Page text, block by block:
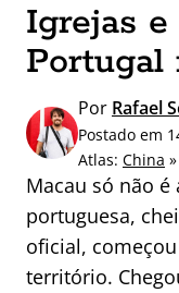
q
u
i
a
r
p
o
r
:
Igrejas e
Portugal
Por Rafael
Postado em
Atlas: China »
Macau só não é
portuguesa,
oficial,
território.